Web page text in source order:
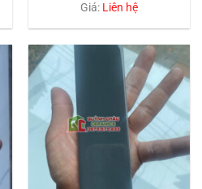
Giá: Liên hệ